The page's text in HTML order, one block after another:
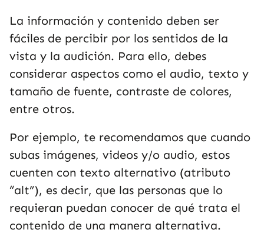
La información y contenido deben ser
fáciles de percibir por los sentidos de la
vista y la audición. Para ello, debes
considerar aspectos como el audio, texto y
tamaño de fuente, contraste de colores,
entre otros.
Por ejemplo, te recomendamos que cuando
subas imágenes, videos y/o audio, estos
cuenten con texto alternativo (atributo
“alt”), es decir, que las personas que lo
requieran puedan conocer de qué trata el
contenido de una manera alternativa.